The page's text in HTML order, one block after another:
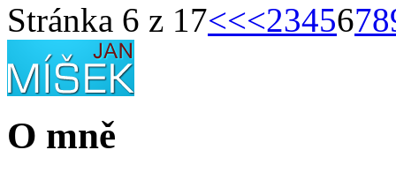
Stránka 6 z 17<<<2345678
O mně